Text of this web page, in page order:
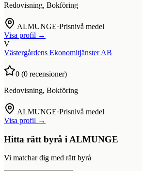
Redovisning, Bokföring
ALMUNGE·Prisnivå medel
Visa profil →
V
Västergårdens Ekonomitjänster AB
0 (0 recensioner)
Redovisning, Bokföring
ALMUNGE·Prisnivå medel
Visa profil →
Hitta rätt byrå i ALMUNGE
Vi matchar dig med rätt byrå